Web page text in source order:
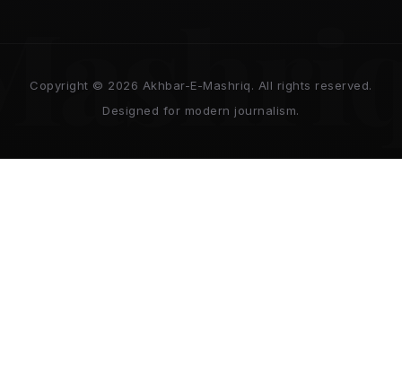
Copyright © 2026 Akhbar-E-Mashriq. All rights reserved.
Designed for modern journalism.